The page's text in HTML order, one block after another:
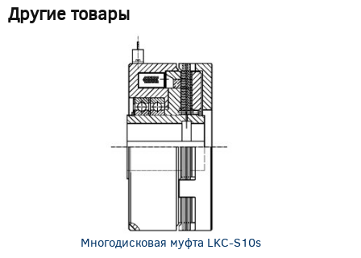
Другие товары
Многодисковая муфта LKC-S10s